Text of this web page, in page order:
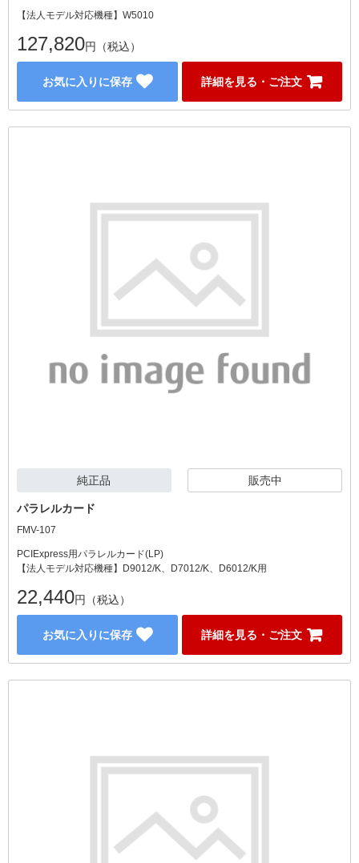
【法人モデル対応機種】W5010
127,820円（税込）
お気に入りに保存 詳細を見る・ご注文
純正品 販売中
パラレルカード
FMV-107
PCIExpress用パラレルカード(LP)
【法人モデル対応機種】D9012/K、D7012/K、D6012/K用
22,440円（税込）
お気に入りに保存 詳細を見る・ご注文